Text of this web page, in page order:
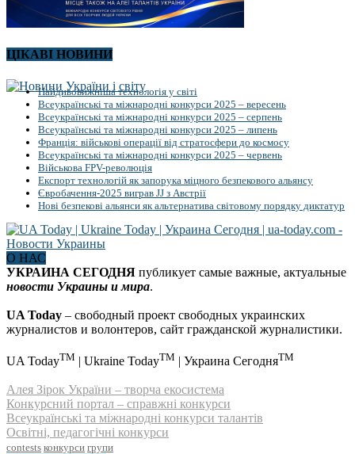
ЦІКАВІ НОВИНИ
Найдивовижніша технологія у світі
Всеукраїнські та міжнародні конкурси 2025 – вересень
Всеукраїнські та міжнародні конкурси 2025 – серпень
Всеукраїнські та міжнародні конкурси 2025 – липень
Франція: військові операції від стратосфери до космосу
Всеукраїнські та міжнародні конкурси 2025 – червень
Військова FPV-революція
Експорт технологій як запорука міцного безпекового альянсу
Євробачення-2025 виграв JJ з Австрії
Нові безпекові альянси як альтернатива світовому порядку диктатур
О НАС
УКРАИНА СЕГОДНЯ публикует самые важные, актуальные
новости Украины и мира.
UA Today – свободный проект свободных украинских
журналистов и волонтеров, сайт гражданской журналистики.
UA TodayTM | Ukraine TodayTM | Украина СегодняTM
Алея Зірок України – творча екосистема
Конкурсний портал – справжні конкурси
Всеукраїнські та міжнародні конкурси талантів
Освітні, педагогічні конкурси
contests конкурси групи